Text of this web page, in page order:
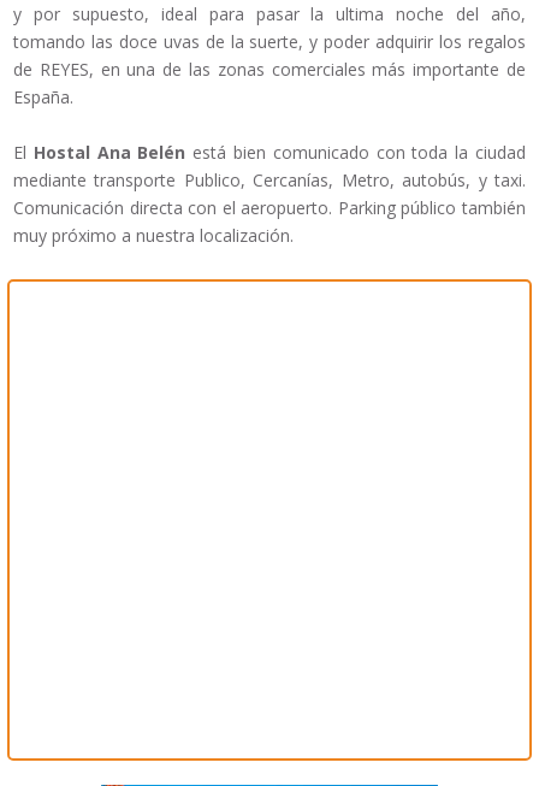
y por supuesto, ideal para pasar la ultima noche del año,
tomando las doce uvas de la suerte, y poder adquirir los regalos
de REYES, en una de las zonas comerciales más importante de
España.
El Hostal Ana Belén está bien comunicado con toda la ciudad
mediante transporte Publico, Cercanías, Metro, autobús, y taxi.
Comunicación directa con el aeropuerto. Parking público también
muy próximo a nuestra localización.